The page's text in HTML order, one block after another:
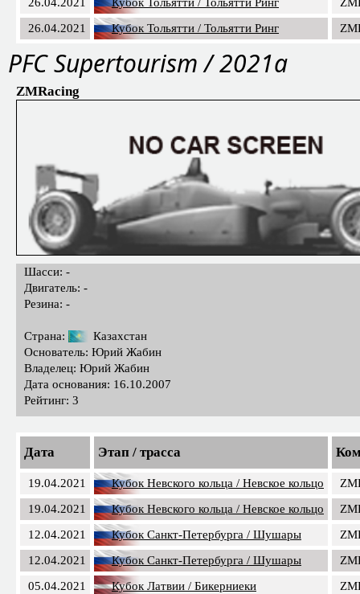
26.04.2021 Кубок Тольятти / Тольятти Ринг
26.04.2021
Кубок Тольятти / Тольятти Ринг
PFC Supertourism / 2021a
ZMRacing
Шасси: -
Двигатель: -
Резина: -
Страна:
Казахстан
Основатель: Юрий Жабин
Владелец: Юрий Жабин
Дата основания: 16.10.2007
Рейтинг: 3
Дата Этап / трасса
19.04.2021 Кубок Невского кольца / Невское кольцо
19.04.2021
Кубок Невского кольца / Невское кольцо
12.04.2021
Кубок Санкт-Петербурга / Шушары
12.04.2021
Кубок Санкт-Петербурга / Шушары
05.04.2021
Кубок Латвии / Бикерниеки